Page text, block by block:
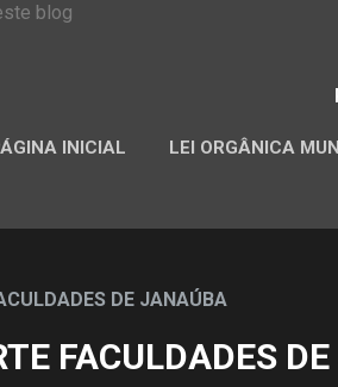
INICIAL LEI ORGÂNICA
DE JANAÚBA
FACULDADES